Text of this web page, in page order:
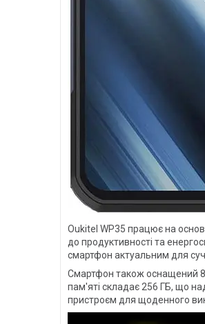
Oukitel WP35 працює на
до продуктивності та
смартфон актуальним для
Смартфон також оснащений 8
пам'яті складає 256 ГБ, що
пристроєм для щоденного